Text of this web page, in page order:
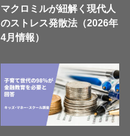
マクロミルが紐解く現代人
のストレス発散法（2026年
4月情報）